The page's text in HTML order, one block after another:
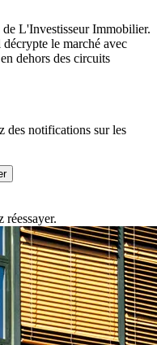
L'Investisseur Immobilier.
le marché avec
dehors des circuits
des notifications sur les
réessayer.